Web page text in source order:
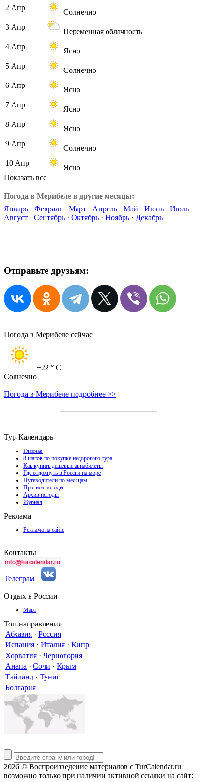
2 Апр
Солнечно
3 Апр
Переменная облачность
4 Апр
Ясно
5 Апр
Солнечно
6 Апр
Ясно
7 Апр
Ясно
8 Апр
Ясно
9 Апр
Солнечно
10 Апр
Ясно
Показать все
Погода в Мерибеле в другие месяцы:
Январь · Февраль · Март · Апрель · Май · Июнь · Июль ·
Август · Сентябрь · Октябрь · Ноябрь · Декабрь
Отправьте друзьям:
Погода в Мерибеле сейчас
+22 ° C
Солнечно
Погода в Мерибеле подробнее >>
Тур-Календарь
Главная
8 шагов по покупке недорогого тура
Как купить дешевые авиабилеты
Где отдохнуть в России на море
Путеводители по месяцам
Прогноз погоды
Архив погоды
Журнал
Реклама
Реклама на сайте
Контакты
Телеграм
Отдых в России
Март
Топ-направления
Абхазия · Россия
Испания · Италия · Кипр
Хорватия · Черногория
Анапа · Сочи · Крым
Тайланд · Тунис
Болгария
2026 © Воспроизведение материалов c TurCalendar.ru
возможно только при наличии активной ссылки на сайт: